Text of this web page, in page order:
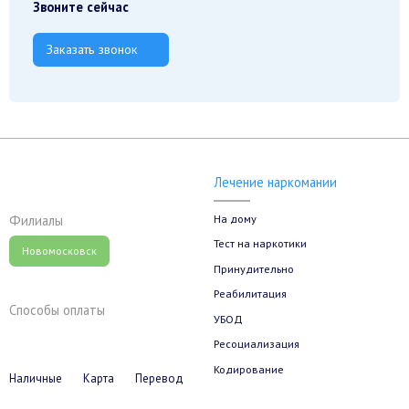
Звоните сейчас
Заказать звонок
Филиалы
Новомосковск
Способы оплаты
Наличные Карта Перевод
Лечение наркомании
На дому
Тест на наркотики
Принудительно
Реабилитация
УБОД
Ресоциализация
Кодирование